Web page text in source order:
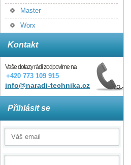
Master
Worx
Kontakt
Vaše dotazy rádi zodpovíme na
+420 773 109 915
info@naradi-technika.cz
Přihlásit se